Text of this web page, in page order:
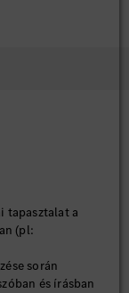
tapasztalat a
(pl:
során
és írásban